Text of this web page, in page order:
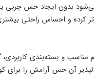
بدون ایجاد حس چربی
کرده و احساس راحتی
مناسب و بسته‌بندی
آن حس آرامش را برای